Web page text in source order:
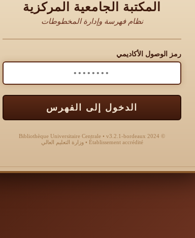
المكتبة الجامعية المركزية
نظام فهرسة وإدارة المخطوطات
رمز الوصول الأكاديمي
الدخول إلى الفهرس
© 2024 Bibliothèque Universitaire Centrale • v3.2.1-bordeaux
Établissement accrédité • وزارة التعليم العالي